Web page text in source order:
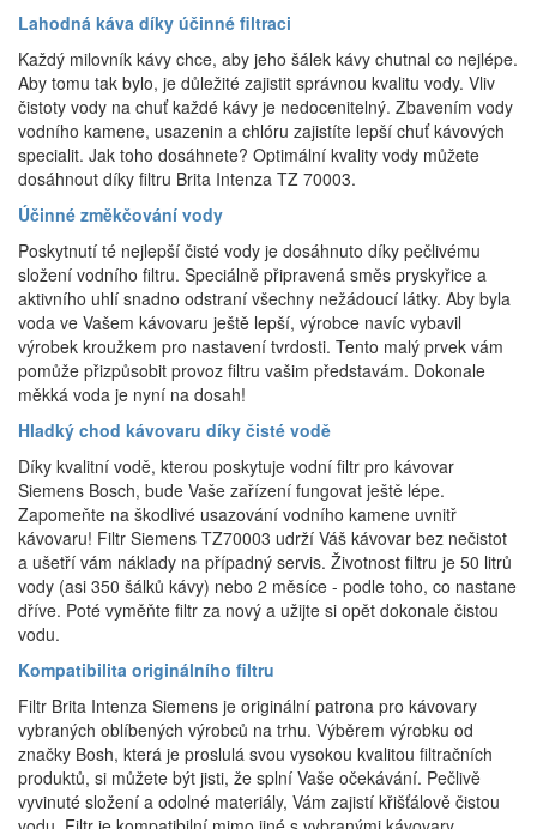
Lahodná káva díky účinné filtraci
Každý milovník kávy chce, aby jeho šálek kávy chutnal co nejlépe.
Aby tomu tak bylo, je důležité zajistit správnou kvalitu vody. Vliv
čistoty vody na chuť každé kávy je nedocenitelný. Zbavením vody
vodního kamene, usazenin a chlóru zajistíte lepší chuť kávových
specialit. Jak toho dosáhnete? Optimální kvality vody můžete
dosáhnout díky filtru Brita Intenza TZ 70003.
Účinné změkčování vody
Poskytnutí té nejlepší čisté vody je dosáhnuto díky pečlivému
složení vodního filtru. Speciálně připravená směs pryskyřice a
aktivního uhlí snadno odstraní všechny nežádoucí látky. Aby byla
voda ve Vašem kávovaru ještě lepší, výrobce navíc vybavil
výrobek kroužkem pro nastavení tvrdosti. Tento malý prvek vám
pomůže přizpůsobit provoz filtru vašim představám. Dokonale
měkká voda je nyní na dosah!
Hladký chod kávovaru díky čisté vodě
Díky kvalitní vodě, kterou poskytuje vodní filtr pro kávovar
Siemens Bosch, bude Vaše zařízení fungovat ještě lépe.
Zapomeňte na škodlivé usazování vodního kamene uvnitř
kávovaru! Filtr Siemens TZ70003 udrží Váš kávovar bez nečistot
a ušetří vám náklady na případný servis. Životnost filtru je 50 litrů
vody (asi 350 šálků kávy) nebo 2 měsíce - podle toho, co nastane
dříve. Poté vyměňte filtr za nový a užijte si opět dokonale čistou
vodu.
Kompatibilita originálního filtru
Filtr Brita Intenza Siemens je originální patrona pro kávovary
vybraných oblíbených výrobců na trhu. Výběrem výrobku od
značky Bosh, která je proslulá svou vysokou kvalitou filtračních
produktů, si můžete být jisti, že splní Vaše očekávání. Pečlivě
vyvinuté složení a odolné materiály, Vám zajistí křišťálově čistou